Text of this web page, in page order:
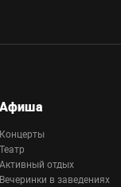
Афиша
Концерты
Театр
Активный отдых
Вечеринки в заведениях